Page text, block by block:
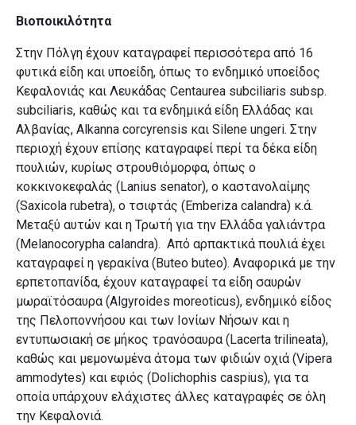
Βιοποικιλότητα
Στην Πόλγη έχουν καταγραφεί περισσότερα από 16
φυτικά είδη και υποείδη, όπως το ενδημικό υποείδος
Κεφαλονιάς και Λευκάδας Centaurea subciliaris subsp.
subciliaris, καθώς και τα ενδημικά είδη Ελλάδας και
Αλβανίας, Alkanna corcyrensis και Silene ungeri. Στην
περιοχή έχουν επίσης καταγραφεί περί τα δέκα είδη
πουλιών, κυρίως στρουθιόμορφα, όπως o
κοκκινοκεφαλάς (Lanius senator), ο καστανολαίμης
(Saxicola rubetra), ο τσιφτάς (Emberiza calandra) κ.ά.
Μεταξύ αυτών και η Τρωτή για την Ελλάδα γαλιάντρα
(Melanocorypha calandra). Από αρπακτικά πουλιά έχει
καταγραφεί η γερακίνα (Buteo buteo). Αναφορικά με την
ερπετοπανίδα, έχουν καταγραφεί τα είδη σαυρών
μωραϊτόσαυρα (Algyroides moreoticus), ενδημικό είδος
της Πελοποννήσου και των Ιονίων Νήσων και η
εντυπωσιακή σε μήκος τρανόσαυρα (Lacerta trilineata),
καθώς και μεμονωμένα άτομα των φιδιών οχιά (Vipera
ammodytes) και εφιός (Dolichophis caspius), για τα
οποία υπάρχουν ελάχιστες άλλες καταγραφές σε όλη
την Κεφαλονιά.